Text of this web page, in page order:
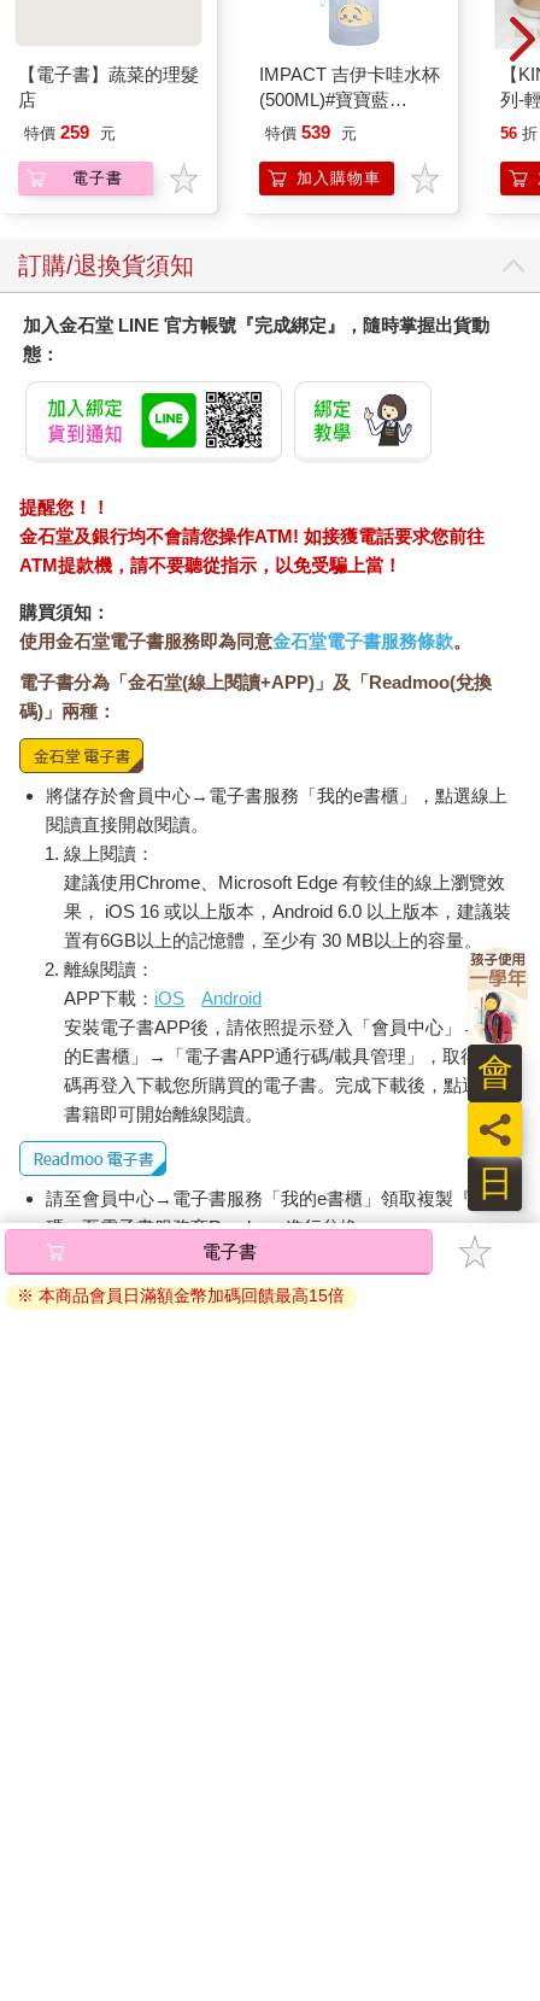
【電子書】蔬菜的理髮
店
特價 259 元
電子書
IMPACT 吉伊卡哇水杯
(500ML)#寶寶藍
IMCHB01LB
特價 539 元
加入購物車
【
列-
平
56 折
訂購/退換貨須知
加入金石堂 LINE 官方帳號『完成綁定』，隨時掌握出貨動
態：
提醒您！！
金石堂及銀行均不會請您操作ATM! 如接獲電話要求您前往
ATM提款機，請不要聽從指示，以免受騙上當！
購買須知：
使用金石堂電子書服務即為同意金石堂電子書服務條款。
電子書分為「金石堂(線上閱讀+APP)」及「Readmoo(兌換
碼)」兩種：
將儲存於會員中心→電子書服務「我的e書櫃」，點選線上
閱讀直接開啟閱讀。
線上閱讀：
建議使用Chrome、Microsoft Edge 有較佳的線上瀏覽效
果， iOS 16 或以上版本，Android 6.0 以上版本，建議裝
置有6GB以上的記憶體，至少有 30 MB以上的容量。
離線閱讀：
APP下載： iOS
Android
安裝電子書APP後，請依照提示登入「會員中心」→「我
的E書櫃」→「電子書APP通行碼/載具管理」，取得通行
碼再登入下載您所購買的電子書。完成下載後，點選任一
書籍即可開始離線閱讀。
請至會員中心→電子書服務「我的e書櫃」領取複製『兌換
碼』至電子書服務商Readmoo進行兌換。
退換貨須知：
因版權保護，您在金石堂所購買的電子書僅能以金石堂專屬
電子書
※ 本商品會員日滿額金幣加碼回饋最高15倍
日
員
會